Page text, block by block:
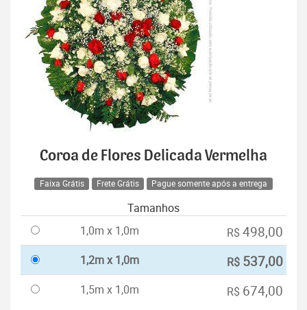
Coroa de Flores Delicada Vermelha
Faixa Grátis Frete Grátis Pague somente após a entrega
Tamanhos
1,0m x 1,0m
R$ 498,00
1,2m x 1,0m R$ 537,00
1,5m x 1,0m R$ 674,00